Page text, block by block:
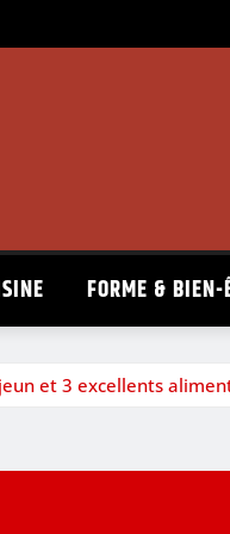
FORME & BIEN-
et 3 excellents